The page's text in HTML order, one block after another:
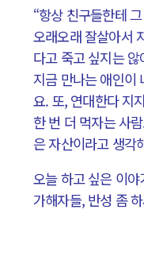
“항상 친구들한테
오래오래 잘살아서
다고 죽고 싶지는
지금 만나는 애인이
요. 또, 연대한다 지
한 번 더 먹자는 사
은 자산이라고 생각
오늘 하고 싶은 이
가해자들, 반성 좀